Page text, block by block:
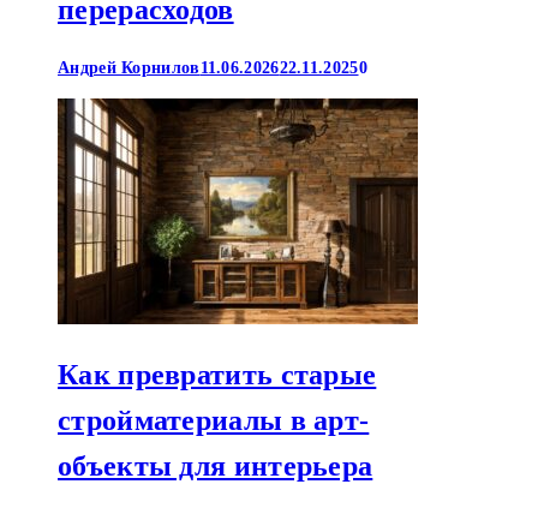
перерасходов
Андрей Корнилов 11.06.202622.11.20250
Как превратить старые
стройматериалы в арт-
объекты для интерьера